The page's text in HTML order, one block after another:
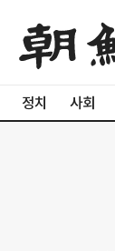
정치 사회